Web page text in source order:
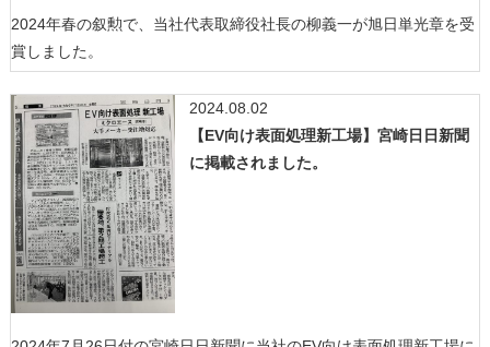
2024年春の叙勲で、当社代表取締役社長の柳義一が旭日単光章を受
賞しました。
2024.08.02
【EV向け表面処理新工場】宮崎日日新聞
に掲載されました。